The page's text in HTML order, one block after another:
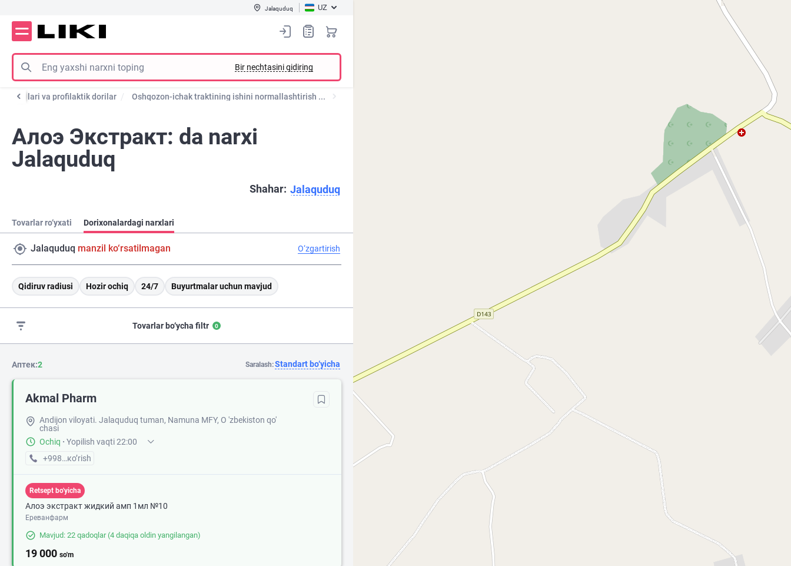
Jalaquduq UZ
Bir nechtasini qidiring
vositalari va profilaktik dorilar Oshqozon-ichak traktining ishini normallashtirish ...
Алоэ Экстракт: da narxi
Jalaquduq
Shahar: Jalaquduq
Tovarlar ro‘yxati Dorixonalardagi narxlari
Jalaquduq manzil ko‘rsatilmagan O‘zgartirish
Qidiruv radiusi Hozir ochiq 24/7 Buyurtmalar uchun mavjud
Tovarlar bo‘ycha filtr 0
Аптек:2 Saralash:Standart bo‘yicha
Akmal Pharm
Andijon viloyati. Jalaquduq tuman, Namuna MFY, O 'zbekiston qo'
chasi
Ochiq · Yopilish vaqti 22:00
+998 (90) XXX-XX-XX
кo’rish
Retsept bo'yicha
Алоэ экстракт жидкий амп 1мл №10
Ереванфарм
Mavjud: 22 qadoqlar(4 daqiqa oldin yangilangan)
19 000 so'm